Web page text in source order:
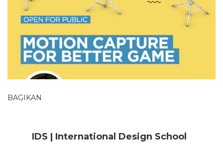
BAGIKAN
IDS | International Design School